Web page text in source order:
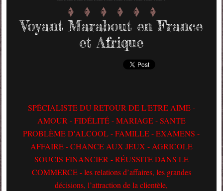
Voyant Marabout en France
et Afrique
SPÉCIALISTE DU RETOUR DE L'ETRE AIME -
AMOUR - FIDÉLITÉ - MARIAGE - SANTE
PROBLÈME D'ALCOOL - FAMILLE - EXAMENS -
AFFAIRE - CHANCE AUX JEUX - AGRICOLE
SOUCIS FINANCIER - RÉUSSITE DANS LE
COMMERCE - les relations d’affaires, les grandes
décisions, l’attraction de la clientèle,